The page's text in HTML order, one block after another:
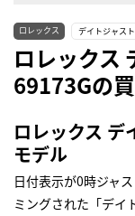
ロレックス デイトジャスト
ロレックス
69173Gの
ロレックス デ
モデル
日付表示が0時ジャ
ミングされた「デイ